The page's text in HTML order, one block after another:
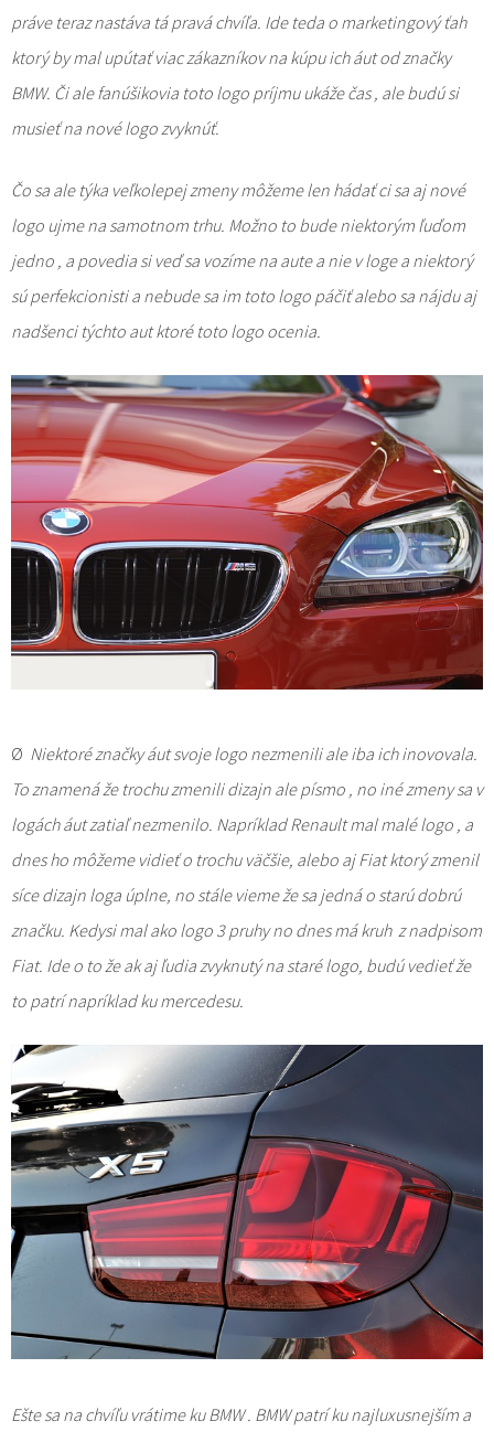
práve teraz nastáva tá pravá chvíľa. Ide teda o marketingový ťah
ktorý by mal upútať viac zákazníkov na kúpu ich áut od značky
BMW. Či ale fanúšikovia toto logo príjmu ukáže čas , ale budú si
musieť na nové logo zvyknúť.
Čo sa ale týka veľkolepej zmeny môžeme len hádať ci sa aj nové
logo ujme na samotnom trhu. Možno to bude niektorým ľuďom
jedno , a povedia si veď sa vozíme na aute a nie v loge a niektorý
sú perfekcionisti a nebude sa im toto logo páčiť alebo sa nájdu aj
nadšenci týchto aut ktoré toto logo ocenia.
Ø Niektoré značky áut svoje logo nezmenili ale iba ich inovovala.
To znamená že trochu zmenili dizajn ale písmo , no iné zmeny sa v
logách áut zatiaľ nezmenilo. Napríklad Renault mal malé logo , a
dnes ho môžeme vidieť o trochu väčšie, alebo aj Fiat ktorý zmenil
síce dizajn loga úplne, no stále vieme že sa jedná o starú dobrú
značku. Kedysi mal ako logo 3 pruhy no dnes má kruh z nadpisom
Fiat. Ide o to že ak aj ľudia zvyknutý na staré logo, budú vedieť že
to patrí napríklad ku mercedesu.
Ešte sa na chvíľu vrátime ku BMW . BMW patrí ku najluxusnejším a